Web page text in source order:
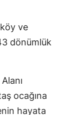
ve
dönümlük
ocağına
hayata